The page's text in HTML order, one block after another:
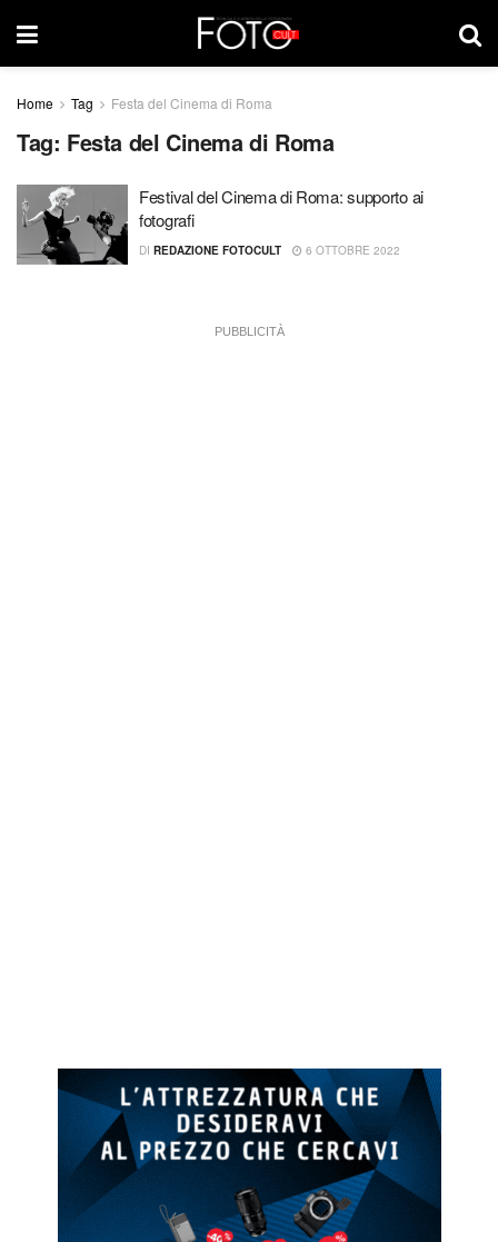
Home Tag Festa del Cinema di Roma
Tag: Festa del Cinema di Roma
Festival del Cinema di Roma: supporto ai
fotografi
DI REDAZIONE FOTOCULT 6 OTTOBRE 2022
PUBBLICITÀ